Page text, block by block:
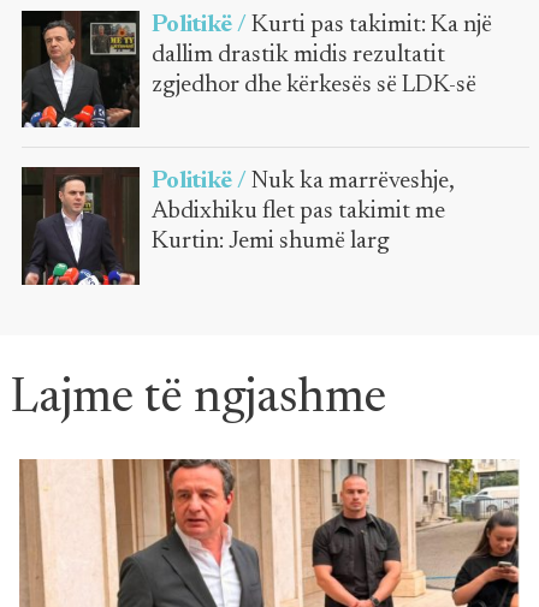
Politikë / Kurti pas takimit: Ka një
dallim drastik midis rezultatit
zgjedhor dhe kërkesës së LDK-së
Politikë / Nuk ka marrëveshje,
Abdixhiku flet pas takimit me
Kurtin: Jemi shumë larg
Lajme të ngjashme